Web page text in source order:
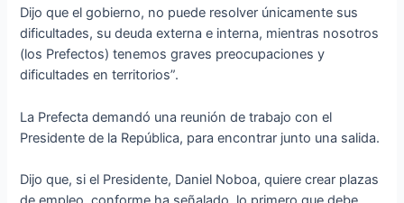
Dijo que el gobierno, no puede resolver únicamente sus
dificultades, su deuda externa e interna, mientras nosotros
(los Prefectos) tenemos graves preocupaciones y
dificultades en territorios”.
La Prefecta demandó una reunión de trabajo con el
Presidente de la República, para encontrar junto una salida.
Dijo que, si el Presidente, Daniel Noboa, quiere crear plazas